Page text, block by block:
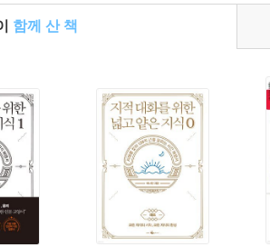
함께 산 책